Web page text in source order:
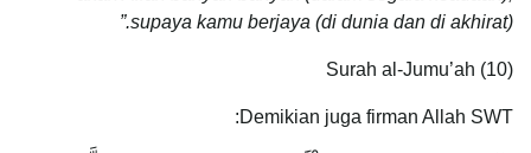
supaya kamu berjaya (di dunia dan di akhirat).”
Surah al-Jumu’ah (10)
Demikian juga firman Allah SWT: